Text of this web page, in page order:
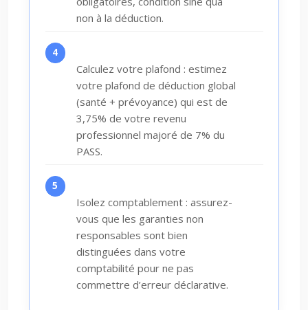
non à la déduction.
Calculez votre plafond : estimez
votre plafond de déduction global
(santé + prévoyance) qui est de
3,75% de votre revenu
professionnel majoré de 7% du
PASS.
Isolez comptablement : assurez-
vous que les garanties non
responsables sont bien
distinguées dans votre
comptabilité pour ne pas
commettre d’erreur déclarative.